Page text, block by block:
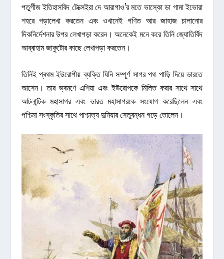
পতুৰ্গীজ ইতিহাসবিদ টেক্সেইরা দে আরাগাও’র মতে ভাস্কো ডা গামা ইভোরা
শহরে পড়ালেখা করতেন এবং ওখানেই গণিত আর জাহাজ চালানোর
দিকনির্দেশনার উপর লেখাপড়া করেন। অনেকেই মনে করে তিনি জ্যোতিৰ্বিদ
আব্ৰাহাম জাকুটোর কাছে লেখাপড়া করতেন।
তিনিই প্ৰথম ইউরোপীয় ব্যক্তি যিনি সম্পূৰ্ণ সাগর পথ পাড়ি দিয়ে ভারতে
আসেন। তার ভ্ৰমণে এশিয়া এবং ইউরোপকে মিলিত করার সাথে সাথে
আটলান্টিক মহাসাগর এবং ভারত মহাসাগরকে সংযোগ করেছিলেন এবং
পশ্চিমা সংস্কৃতির সাথে পাশ্চাত্য দুনিয়ার সেতুবন্ধন গড়ে তোলেন।